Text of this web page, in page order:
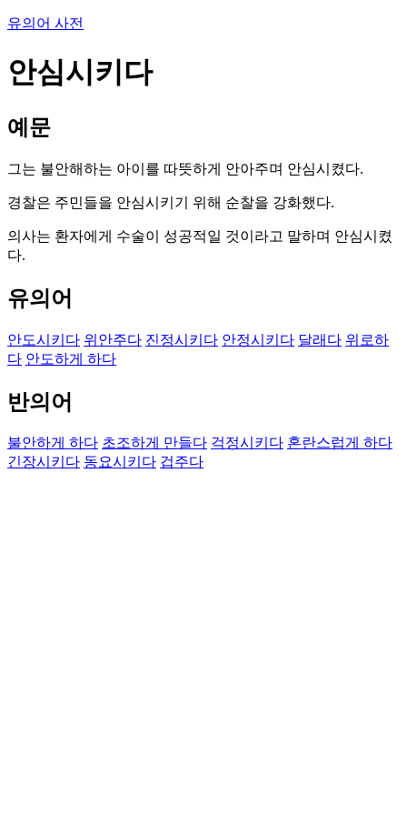
유의어 사전
안심시키다
예문
그는 불안해하는 아이를 따뜻하게 안아주며 안심시켰다.
경찰은 주민들을 안심시키기 위해 순찰을 강화했다.
의사는 환자에게 수술이 성공적일 것이라고 말하며 안심시켰
다.
유의어
안도시키다 위안주다 진정시키다 안정시키다 달래다 위로하
다 안도하게 하다
반의어
불안하게 하다 초조하게 만들다 걱정시키다 혼란스럽게 하다
긴장시키다 동요시키다 겁주다